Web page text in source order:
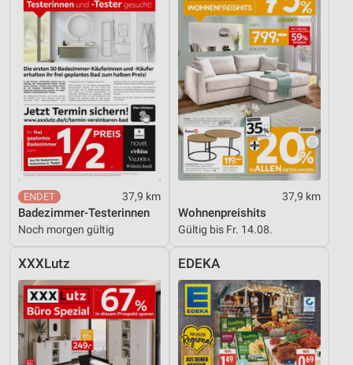
37,9 km
Badezimmer-Testerinnen
Noch morgen gültig
37,9 km
Wohnenpreishits
Gültig bis Fr. 14.08.
XXXLutz EDEKA
Inhalten
IAB-Besonderheiten:
Verwendung genauer Standortdaten
Geräte anhand von aktiv angeforderten
Informationen identifizieren
Nicht-IAB-Verarbeitungszwecke:
Notwendig
Funktional